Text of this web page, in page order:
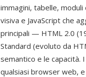
immagini, tabelle,
visiva e JavaScript che
principali — HTML 2.0
Standard (evoluto da
semantico e le
qualsiasi browser web,